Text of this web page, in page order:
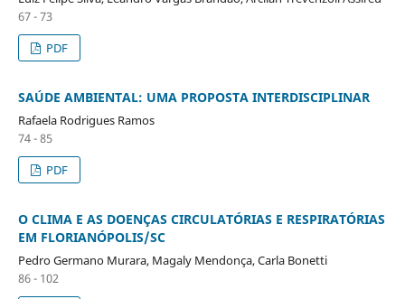
67 - 73
PDF
SAÚDE AMBIENTAL: UMA PROPOSTA INTERDISCIPLINAR
Rafaela Rodrigues Ramos
74 - 85
PDF
O CLIMA E AS DOENÇAS CIRCULATÓRIAS E RESPIRATÓRIAS
EM FLORIANÓPOLIS/SC
Pedro Germano Murara, Magaly Mendonça, Carla Bonetti
86 - 102